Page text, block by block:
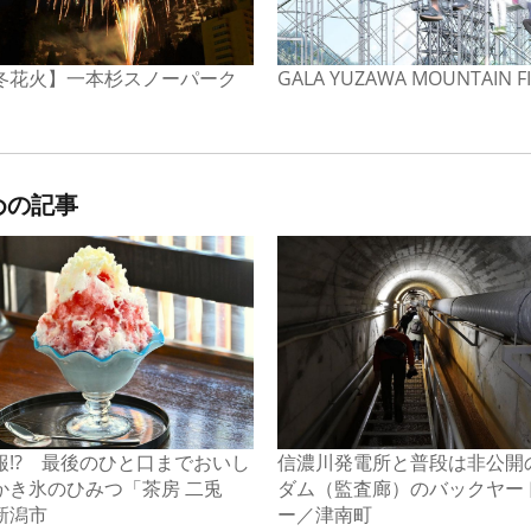
花火】一本杉スノーパーク GALA YUZAWA MOUNTAIN
の記事
!? 最後のひと口までおいし
き氷のひみつ「茶房 二兎
潟市
信濃川発電所と普段は非公開
ダム（監査廊）のバックヤー
ー／津南町